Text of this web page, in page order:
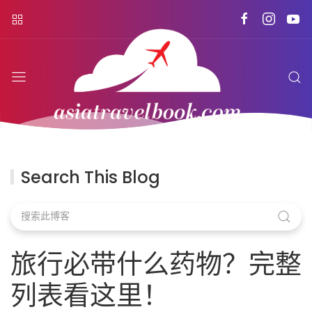
Search This Blog
旅行必带什么药物？完整
列表看这里！